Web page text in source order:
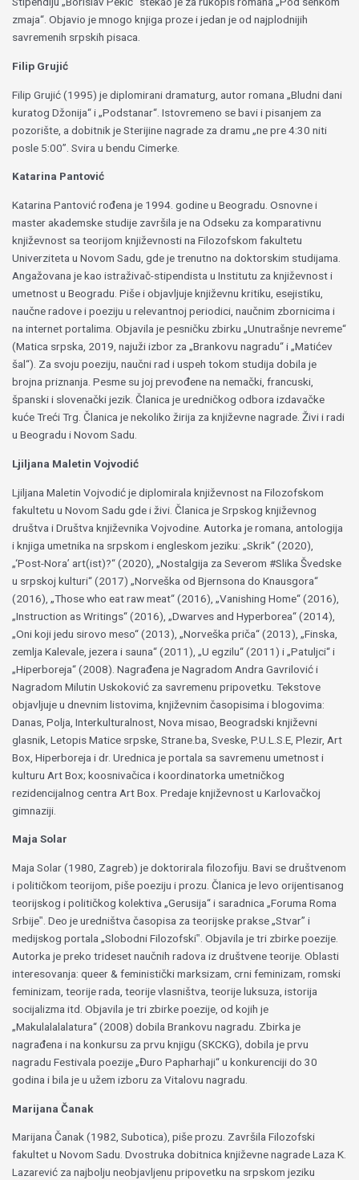
zmaja“. Objavio je mnogo knjiga proze i jedan je od najplodnijih
savremenih srpskih pisaca.
Filip Grujić
Filip Grujić (1995) je diplomirani dramaturg, autor romana „Bludni dani
kuratog Džonija“ i „Podstanar“. Istovremeno se bavi i pisanjem za
pozorište, a dobitnik je Sterijine nagrade za dramu „ne pre 4:30 niti
posle 5:00”. Svira u bendu Cimerke.
Katarina Pantović
Katarina Pantović rođena je 1994. godine u Beogradu. Osnovne i
master akademske studije završila je na Odseku za komparativnu
književnost sa teorijom književnosti na Filozofskom fakultetu
Univerziteta u Novom Sadu, gde je trenutno na doktorskim studijama.
Angažovana je kao istraživač-stipendista u Institutu za književnost i
umetnost u Beogradu. Piše i objavljuje književnu kritiku, esejistiku,
naučne radove i poeziju u relevantnoj periodici, naučnim zbornicima i
na internet portalima. Objavila je pesničku zbirku „Unutrašnje nevreme“
(Matica srpska, 2019, najuži izbor za „Brankovu nagradu“ i „Matićev
šal“). Za svoju poeziju, naučni rad i uspeh tokom studija dobila je
brojna priznanja. Pesme su joj prevođene na nemački, francuski,
španski i slovenački jezik. Članica je uredničkog odbora izdavačke
kuće Treći Trg. Članica je nekoliko žirija za književne nagrade. Živi i radi
u Beogradu i Novom Sadu.
Ljiljana Maletin Vojvodić
Ljiljana Maletin Vojvodić je diplomirala književnost na Filozofskom
fakultetu u Novom Sadu gde i živi. Članica je Srpskog književnog
društva i Društva književnika Vojvodine. Autorka je romana, antologija
i knjiga umetnika na srpskom i engleskom jeziku: „Skrik“ (2020),
„‘Post-Nora’ art(ist)?“ (2020), „Nostalgija za Severom #Slika Švedske
u srpskoj kulturi“ (2017) „Norveška od Bjernsona do Knausgora“
(2016), „Those who eat raw meat“ (2016), „Vanishing Home“ (2016),
„Instruction as Writings“ (2016), „Dwarves and Hyperborea“ (2014),
„Oni koji jedu sirovo meso“ (2013), „Norveška priča“ (2013), „Finska,
zemlja Kalevale, jezera i sauna“ (2011), „U egzilu“ (2011) i „Patuljci“ i
„Hiperboreja“ (2008). Nagrađena je Nagradom Andra Gavrilović i
Nagradom Milutin Uskoković za savremenu pripovetku. Tekstove
objavljuje u dnevnim listovima, književnim časopisima i blogovima:
Danas, Polja, Interkulturalnost, Nova misao, Beogradski književni
glasnik, Letopis Matice srpske, Strane.ba, Sveske, P.U.L.S.E, Plezir, Art
Box, Hiperboreja i dr. Urednica je portala sa savremenu umetnost i
kulturu Art Box; koosnivačica i koordinatorka umetničkog
rezidencijalnog centra Art Box. Predaje književnost u Karlovačkoj
gimnaziji.
Maja Solar
Maja Solar (1980, Zagreb) je doktorirala filozofiju. Bavi se društvenom
i političkom teorijom, piše poeziju i prozu. Članica je levo orijentisanog
teorijskog i političkog kolektiva „Gerusija“ i saradnica „Foruma Roma
Srbije‟. Deo je uredništva časopisa za teorijske prakse „Stvar” i
medijskog portala „Slobodni Filozofski‟. Objavila je tri zbirke poezije.
Autorka je preko trideset naučnih radova iz društvene teorije. Oblasti
interesovanja: queer & feministički marksizam, crni feminizam, romski
feminizam, teorije rada, teorije vlasništva, teorije luksuza, istorija
socijalizma itd. Objavila je tri zbirke poezije, od kojih je
„Makulalalalatura“ (2008) dobila Brankovu nagradu. Zbirka je
nagrađena i na konkursu za prvu knjigu (SKCKG), dobila je prvu
nagradu Festivala poezije „Đuro Papharhaji“ u konkurenciji do 30
godina i bila je u užem izboru za Vitalovu nagradu.
Marijana Čanak
Marijana Čanak (1982, Subotica), piše prozu. Završila Filozofski
fakultet u Novom Sadu. Dvostruka dobitnica književne nagrade Laza K.
Lazarević za najbolju neobjavljenu pripovetku na srpskom jeziku